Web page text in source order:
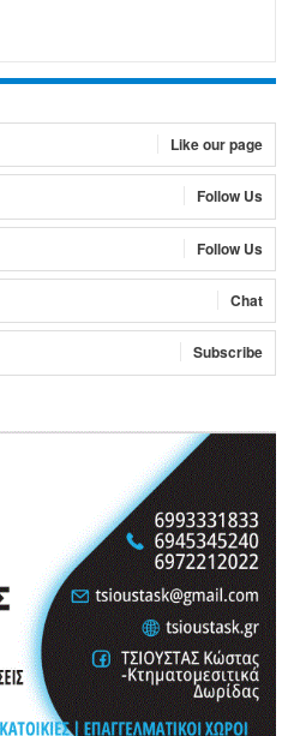
Like our page
Follow Us
Follow Us
Chat
Subscribe